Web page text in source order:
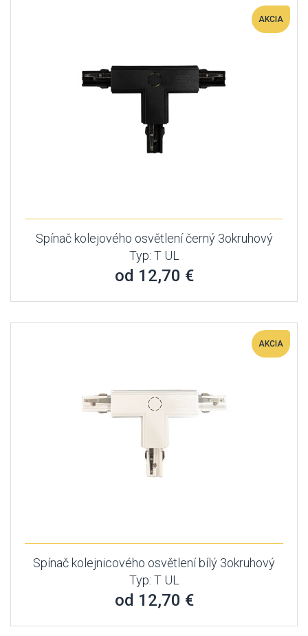
AKCIA
Spínač kolejového osvětlení černý 3okruhový
Typ: T UL
od 12,70 €
AKCIA
Spínač kolejnicového osvětlení bílý 3okruhový
Typ: T UL
od 12,70 €